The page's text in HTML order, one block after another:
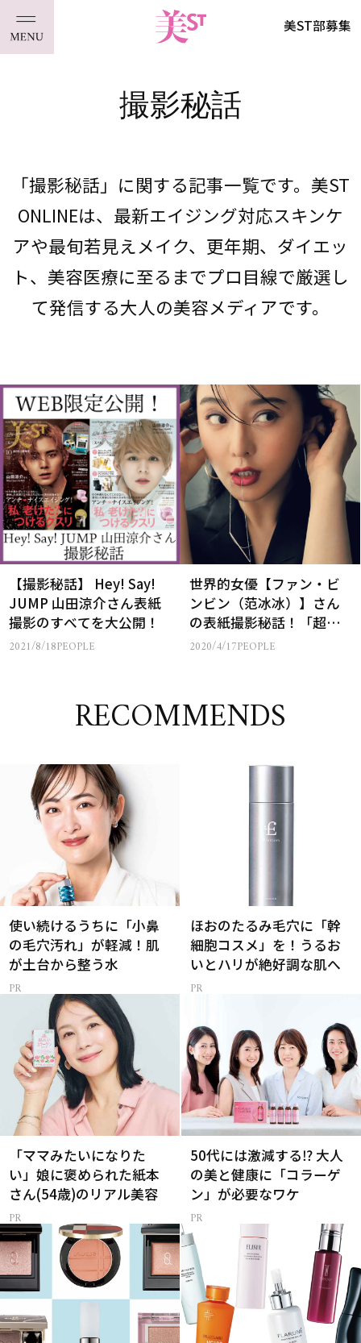
美ST部募集
撮影秘話
「撮影秘話」に関する記事一覧です。美ST
ONLINEは、最新エイジング対応スキンケ
アや最旬若見えメイク、更年期、ダイエッ
ト、美容医療に至るまでプロ目線で厳選し
て発信する大人の美容メディアです。
【撮影秘話】 Hey! Say!
JUMP 山田涼介さん表紙
撮影のすべてを大公開！
2021/8/18PEOPLE
世界的女優【ファン・ビ
ンビン（范冰冰）】さん
の表紙撮影秘話！「超透
明肌は本気のケアで磨き
2020/4/17PEOPLE
RECOMMENDS
使い続けるうちに「小鼻
の毛穴汚れ」が軽減！肌
が土台から整う水
ほおのたるみ毛穴に「幹
細胞コスメ」を！うるお
いとハリが絶好調な肌へ
「ママみたいになりた
い」娘に褒められた紙本
さん(54歳)のリアル美容
50代には激減する⁉ 大人
の美と健康に「コラーゲ
ン」が必要なワケ